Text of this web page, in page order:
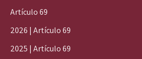
Artículo 69
2026 | Artículo 69
2025 | Artículo 69